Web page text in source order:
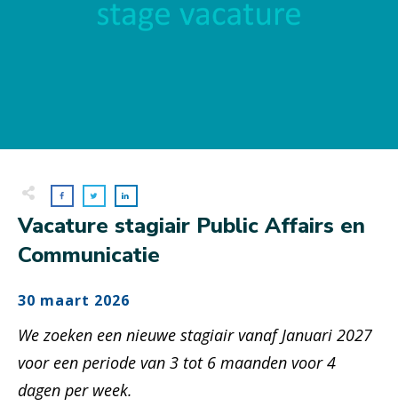
Vacature stagiair Public Affairs en
Communicatie
30 maart 2026
We zoeken een nieuwe stagiair vanaf Januari 2027
voor een periode van 3 tot 6 maanden voor 4
dagen per week.